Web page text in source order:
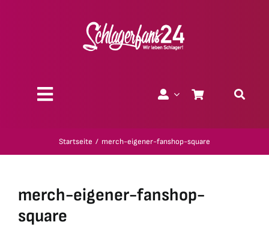
Toggle
Geschenk-Gutscheine
Startseite merch-eigener-fanshop-square
merch-eigener-fanshop-
square